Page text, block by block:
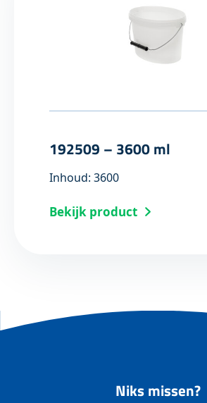
192509 – 3600 ml
Inhoud: 3600
Bekijk product
Niks missen?